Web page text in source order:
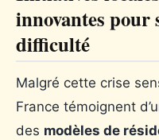
innovantes pour
difficulté
Malgré cette crise
France témoignent
des modèles de